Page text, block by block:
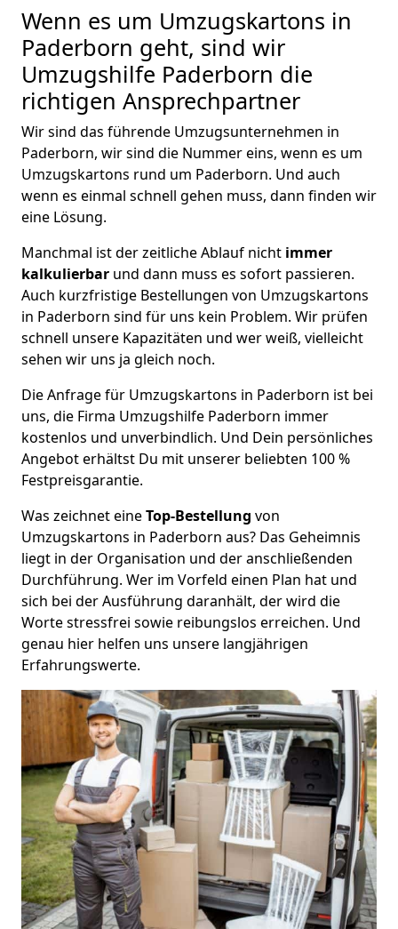
Wenn es um Umzugskartons in
Paderborn geht, sind wir
Umzugshilfe Paderborn die
richtigen Ansprechpartner
Wir sind das führende Umzugsunternehmen in
Paderborn, wir sind die Nummer eins, wenn es um
Umzugskartons rund um Paderborn. Und auch
wenn es einmal schnell gehen muss, dann finden wir
eine Lösung.
Manchmal ist der zeitliche Ablauf nicht immer
kalkulierbar und dann muss es sofort passieren.
Auch kurzfristige Bestellungen von Umzugskartons
in Paderborn sind für uns kein Problem. Wir prüfen
schnell unsere Kapazitäten und wer weiß, vielleicht
sehen wir uns ja gleich noch.
Die Anfrage für Umzugskartons in Paderborn ist bei
uns, die Firma Umzugshilfe Paderborn immer
kostenlos und unverbindlich. Und Dein persönliches
Angebot erhältst Du mit unserer beliebten 100 %
Festpreisgarantie.
Was zeichnet eineTop-Bestellung von
Umzugskartons in Paderborn aus? Das Geheimnis
liegt in der Organisation und der anschließenden
Durchführung. Wer im Vorfeld einen Plan hat und
sich bei der Ausführung daranhält, der wird die
Worte stressfrei sowie reibungslos erreichen. Und
genau hier helfen uns unsere langjährigen
Erfahrungswerte.